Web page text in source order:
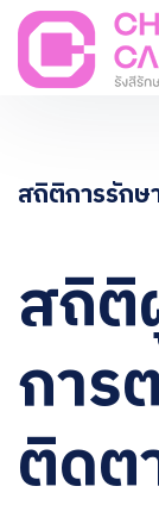
สถิติการรักษ
สถิติ
การ
ติดต